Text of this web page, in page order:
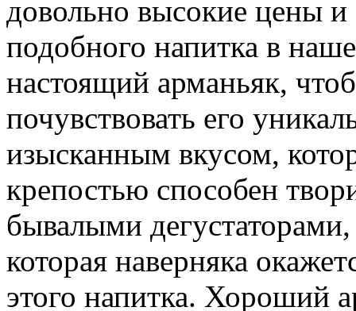
довольно высокие цены
подобного напитка в
настоящий арманьяк,
почувствовать его
изысканным вкусом,
крепостью способен
бывалыми
которая наверняка
этого напитка. Хороший